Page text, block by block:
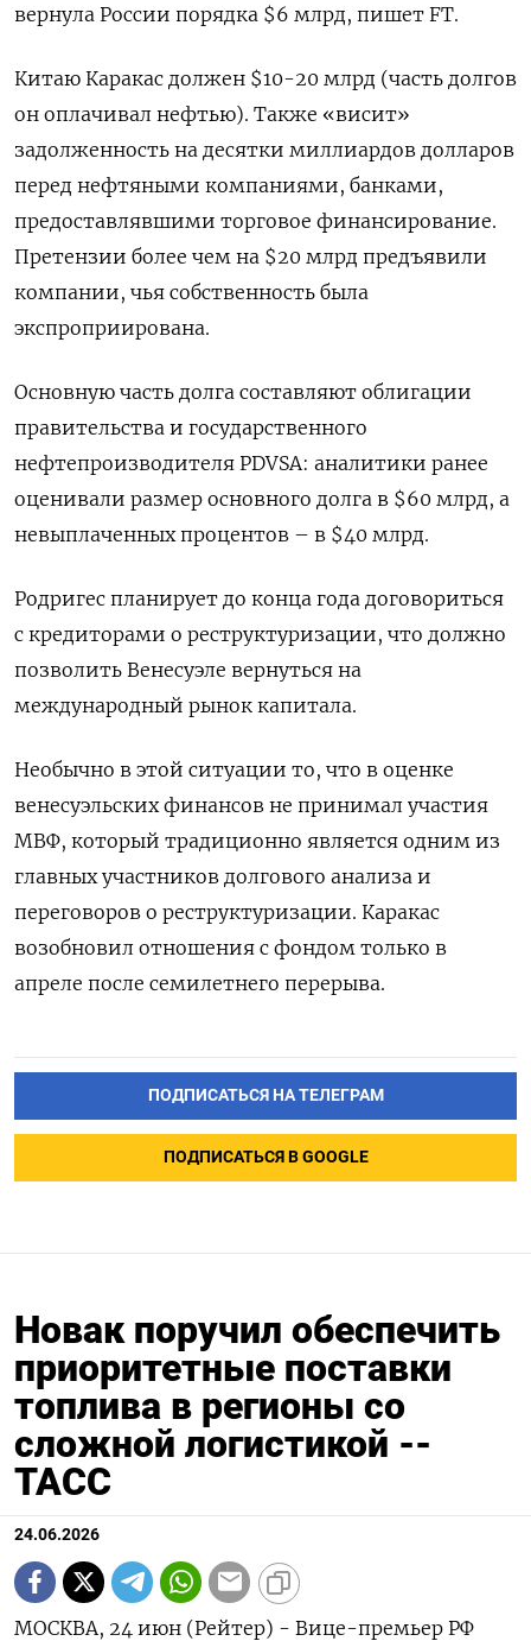
вернула России порядка $6 млрд, пишет FT.
Китаю Каракас должен $10-20 млрд (часть долгов
он оплачивал нефтью). Также «висит»
задолженность на десятки миллиардов долларов
перед нефтяными компаниями, банками,
предоставлявшими торговое финансирование.
Претензии более чем на $20 млрд предъявили
компании, чья собственность была
экспроприирована.
Основную часть долга составляют облигации
правительства и государственного
нефтепроизводителя PDVSA: аналитики ранее
оценивали размер основного долга в $60 млрд, а
невыплаченных процентов – в $40 млрд.
Родригес планирует до конца года договориться
с кредиторами о реструктуризации, что должно
позволить Венесуэле вернуться на
международный рынок капитала.
Необычно в этой ситуации то, что в оценке
венесуэльских финансов не принимал участия
МВФ, который традиционно является одним из
главных участников долгового анализа и
переговоров о реструктуризации. Каракас
возобновил отношения с фондом только в
апреле после семилетнего перерыва.
ПОДПИСАТЬСЯ НА ТЕЛЕГРАМ
ПОДПИСАТЬСЯ В GOOGLE
Новак поручил обеспечить
приоритетные поставки
топлива в регионы со
сложной логистикой --
ТАСС
24.06.2026
МОСКВА, 24 июн (Рейтер) - Вице-премьер РФ